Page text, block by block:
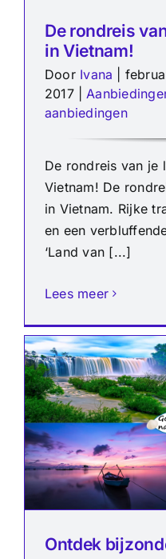
De rondreis
in Vietnam!
Door Ivana
2017
aanbiedingen
De rondreis van je
Vietnam! De
in Vietnam. Rijke
en een
‘Land van [...]
Lees meer
Ontdek